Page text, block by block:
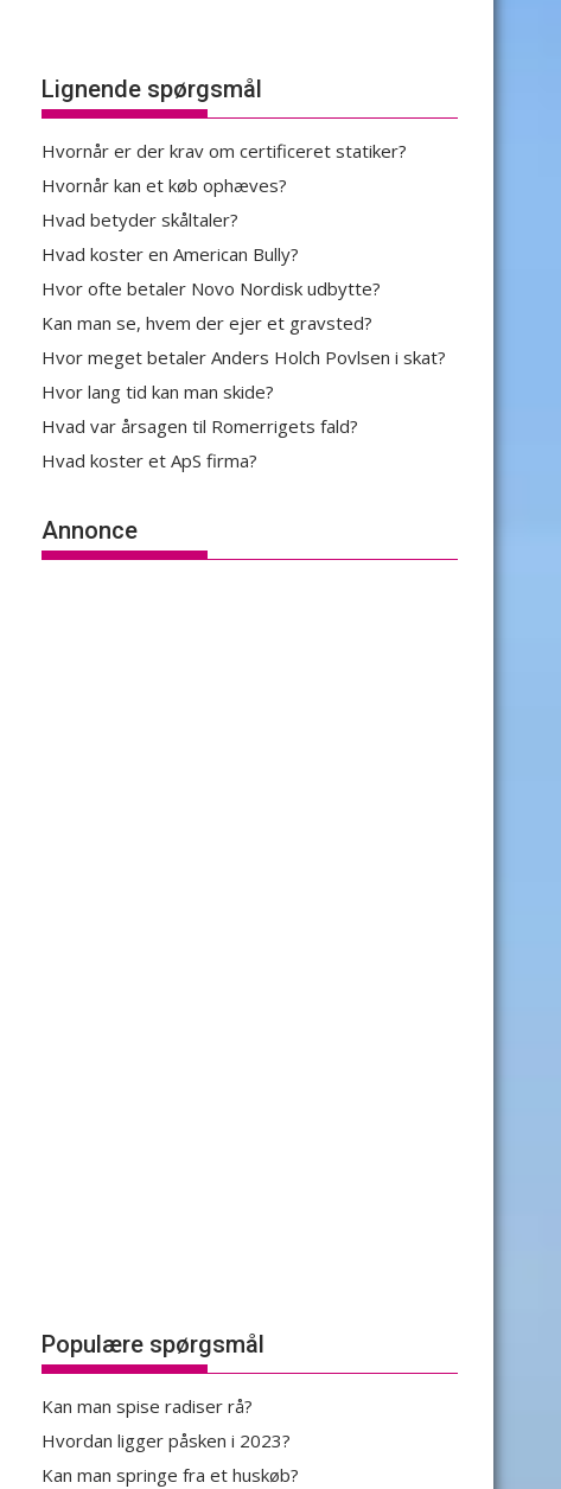
Lignende spørgsmål
Hvornår er der krav om certificeret statiker?
Hvornår kan et køb ophæves?
Hvad betyder skåltaler?
Hvad koster en American Bully?
Hvor ofte betaler Novo Nordisk udbytte?
Kan man se, hvem der ejer et gravsted?
Hvor meget betaler Anders Holch Povlsen i skat?
Hvor lang tid kan man skide?
Hvad var årsagen til Romerrigets fald?
Hvad koster et ApS firma?
Annonce
Populære spørgsmål
Kan man spise radiser rå?
Hvordan ligger påsken i 2023?
Kan man springe fra et huskøb?